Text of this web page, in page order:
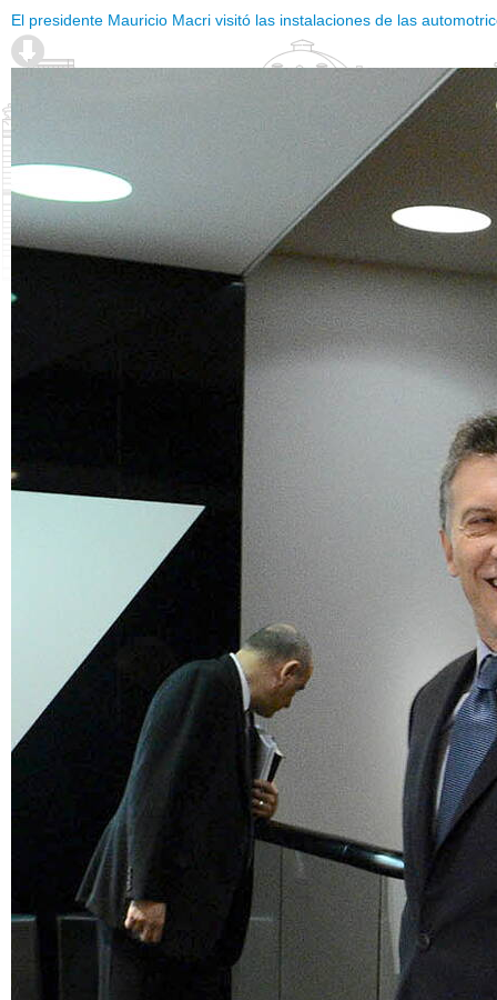
El presidente Mauricio Macri visitó las instalaciones de las